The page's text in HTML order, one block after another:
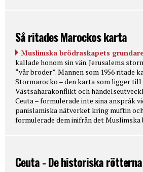
Så ritades Marockos karta
Muslimska brödraskapets
kallade honom sin vän. Jerusalems
“vår broder”. Mannen som 1956 ritade
Stormarocko – den karta som ligger till
Västsaharakonflikt och
Ceuta – formulerade inte sina anspråk
panislamiska nätverket kring muftin
formulerade dem inifrån det
Ceuta - De historiska